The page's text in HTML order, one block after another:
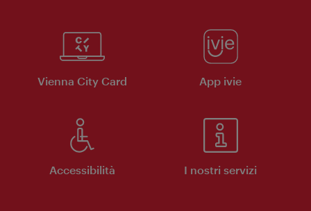
Vienna City Card App ivie
Accessibilità I nostri servizi